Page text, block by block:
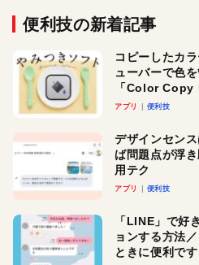
便利技の新着記事
コピーしたカ
ューバーで色
「Color Copy
アプリ 便利技
デザインセン
ば問題点が浮
用テク
アプリ 便利技
「LINE」で好
ョンする方法
ときに便利です